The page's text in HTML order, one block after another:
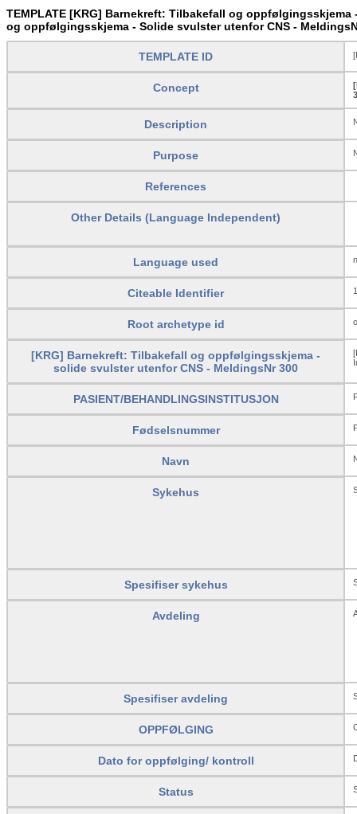
TEMPLATE [KRG] Barnekreft: Tilbakefall og
og oppfølgingsskjema - Solide svulster utenfor CNS -
TEMPLATE ID
Concept
Description
Purpose
References
Other Details (Language Independent)
Language used
Citeable Identifier
Root archetype id
[KRG] Barnekreft: Tilbakefall og oppfølgingsskjema -
solide svulster utenfor CNS - MeldingsNr 300
PASIENT/BEHANDLINGSINSTITUSJON
Fødselsnummer
Navn
Sykehus
Spesifiser sykehus
Avdeling
Spesifiser avdeling
OPPFØLGING
Dato for oppfølging/ kontroll
Status